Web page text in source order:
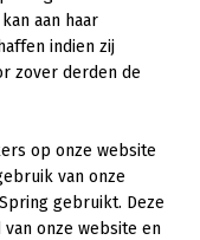
aan haar
indien zij
zover derden de
op onze website
van onze
gebruikt. Deze
onze website en